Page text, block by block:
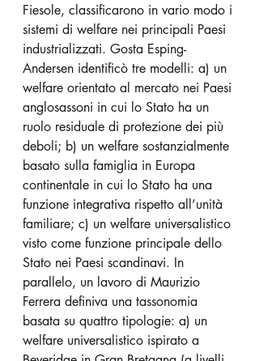
Fiesole, classificarono in vario modo i
sistemi di welfare nei principali Paesi
industrializzati. Gosta Esping-
Andersen identificò tre modelli: a) un
welfare orientato al mercato nei Paesi
anglosassoni in cui lo Stato ha un
ruolo residuale di protezione dei più
deboli; b) un welfare sostanzialmente
basato sulla famiglia in Europa
continentale in cui lo Stato ha una
funzione integrativa rispetto all’unità
familiare; c) un welfare universalistico
visto come funzione principale dello
Stato nei Paesi scandinavi. In
parallelo, un lavoro di Maurizio
Ferrera definiva una tassonomia
basata su quattro tipologie: a) un
welfare universalistico ispirato a